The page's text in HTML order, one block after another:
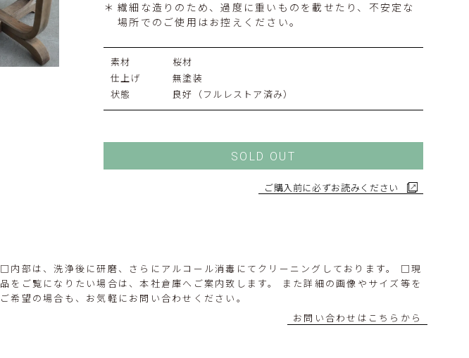
繊細な造りのため、過度に重いものを載せたり、不安定な
場所でのご使用はお控えください。
素材
桜材
仕上げ
無塗装
状態
良好（フルレストア済み）
SOLD OUT
ご購入前に必ずお読みください
□内部は、洗浄後に研磨、さらにアルコール消毒にてクリーニングしております。 □現
品をご覧になりたい場合は、本社倉庫へご案内致します。 また詳細の画像やサイズ等を
ご希望の場合も、お気軽にお問い合わせください。
お問い合わせはこちらから